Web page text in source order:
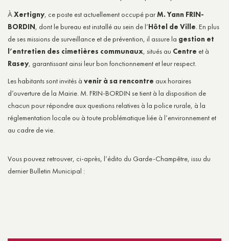
ÀXertigny, ce poste est actuellement occupé parM. Yann FRIN-
BORDIN, dont le bureau est installé au sein de l’Hôtel de Ville. En plus
de ses missions de surveillance et de prévention, il assure la gestion et
l’entretien des cimetières communaux, situés au Centre et à
Rasey, garantissant ainsi leur bon fonctionnement et leur respect.
Les habitants sont invités à venir à sa rencontre aux horaires
d’ouverture de la Mairie. M. FRIN-BORDIN se tient à la disposition de
chacun pour répondre aux questions relatives à la police rurale, à la
réglementation locale ou à toute problématique liée à l’environnement et
au cadre de vie.
Vous pouvez retrouver, ci-après, l’édito du Garde-Champêtre, issu du
dernier Bulletin Municipal :